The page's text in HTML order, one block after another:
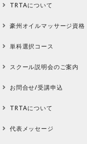
TRTAについて
豪州オイルマッサージ資格
単科選択コース
スクール説明会のご案内
お問合せ/受講申込
TRTAについて
代表メッセージ